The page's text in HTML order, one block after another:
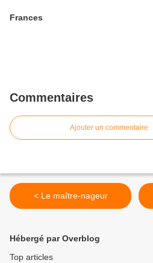
Frances
Commentaires
Ajouter un commentaire
< Le maître-nageur
Hébergé par Overblog
Top articles